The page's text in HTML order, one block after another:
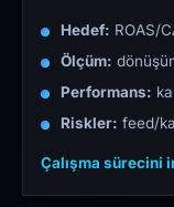
Hedef: ROAS/
Ölçüm:
Performans:
Riskler: feed/
Çalışma sürecini